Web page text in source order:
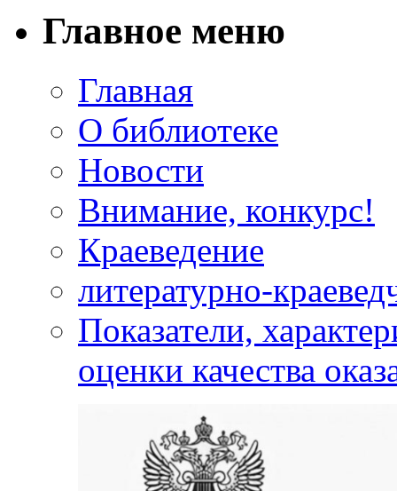
Главное меню
Главная
О библиотеке
Новости
Внимание, конкурс!
Краеведение
литературно-
Показатели,
оценки качества